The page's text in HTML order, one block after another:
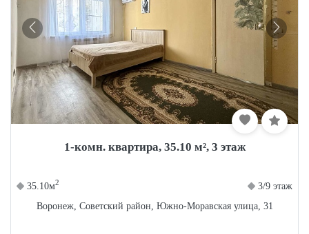
1-комн. квартира, 35.10 м², 3 этаж
35.10м2
3/9 этаж
Воронеж, Советский район, Южно-Моравская улица, 31